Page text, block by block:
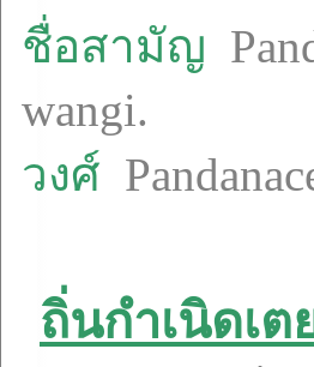
ชื่อสามัญ
wangi.
วงศ์
ถิ่นกำเนิดเต